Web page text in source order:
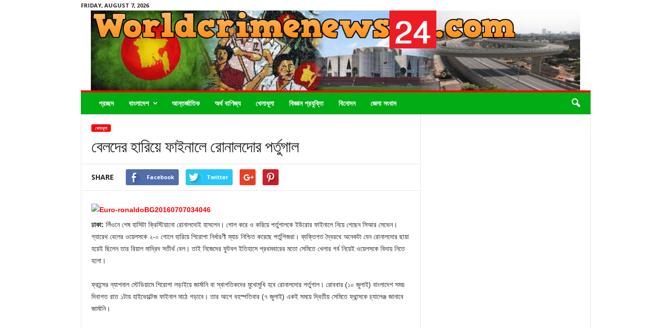
FRIDAY, AUGUST 7, 2026
প্রচ্ছদ বাংলাদেশ আন্তর্জাতিক অর্থ বাণিজ্য খেলাধূলা বিজ্ঞান প্রযুক্তি বিনোদন জেলা সংবাদ
খেলাধূলা
বেলদের হারিয়ে ফাইনালে রোনালদোর পর্তুগাল
SHARE Facebook Twitter
ঢাকা: লিঁওনে শেষ হাসিটা ক্রিস্টিয়ানো রোনালদোই হাসলেন। গোল করে ও করিয়ে পর্তুগালকে ইউরোর ফাইনালে নিয়ে গেছেন সিআর সেভেন।
গ্যারেথ বেলের ওয়েলসকে ২-০ গোলে হারিয়ে শিরোপা নির্ধারণী ম্যাচ নিশ্চিত করেছে পর্তুগিজরা। ব্যক্তিগত দ্বৈরথে অনেকটা যেন রোনালদোর ছায়া
হয়েই ছিলেন তার রিয়াল মাদ্রিদ সতীর্থ বেল। তাই নিজেদের ফুটবল ইতিহাসে প্রথমবারের মতো সেমিতে খেলার গর্ব নিয়েই ওয়েলসকে বিদায় নিতে
হলো।
ফ্রান্সের ন্যাশনাল স্টেডিয়ামে শিরোপা লড়াইয়ে জার্মানি বা স্বাগতিকদের মুখোমুখি হবে রোনালদোর পর্তুগাল। রোববার (১০ জুলাই) বাংলাদেশ সময়
দিবাগত রাত ১টায় হাইভোল্টেজ ফাইনাল মাঠে গড়াবে। তার আগে বহস্পতিবার (৭ জুলাই) একই সময়ে দ্বিতীয় সেমিতে ফ্রান্সকে চ্যালেঞ্জ জানাবে
জার্মানি।